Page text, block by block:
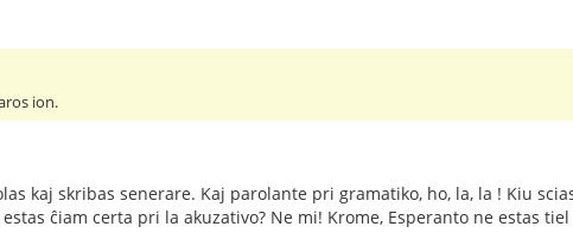
ion.
kaj skribas senerare. Kaj parolante pri gramatiko, ho, la, la ! Kiu
ĉiam certa pri la akuzativo? Ne mi! Krome, Esperanto ne estas